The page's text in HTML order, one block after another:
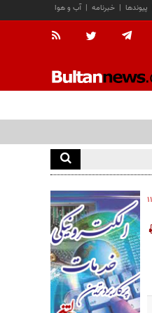
آب و هوا | خبرنامه | پیوندها